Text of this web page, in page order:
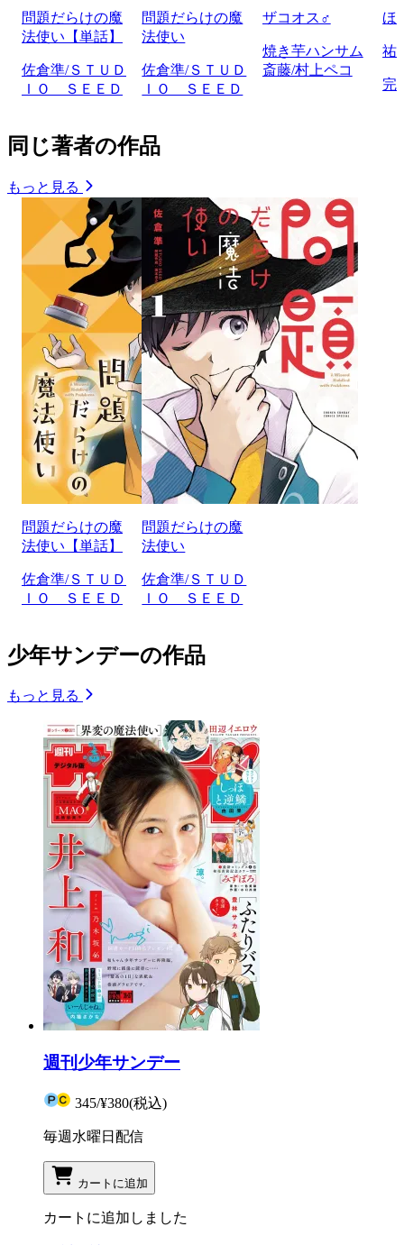
問題だらけの魔
法使い【単話】
佐倉準/ＳＴＵＤ
ＩＯ ＳＥＥＤ
問題だらけの魔
法使い
佐倉準/ＳＴＵＤ
ＩＯ ＳＥＥＤ
ザコオス♂
焼き芋ハンサム
斎藤/村上ペコ
ほ
祐
完
同じ著者の作品
もっと見る
問題だらけの魔
法使い【単話】
佐倉準/ＳＴＵＤ
ＩＯ ＳＥＥＤ
問題だらけの魔
法使い
佐倉準/ＳＴＵＤ
ＩＯ ＳＥＥＤ
少年サンデーの作品
もっと見る
週刊少年サンデー
345/¥380(税込)
毎週水曜日配信
カートに追加
カートに追加しました